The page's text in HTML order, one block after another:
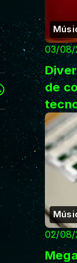
03/08/
de
02/08/